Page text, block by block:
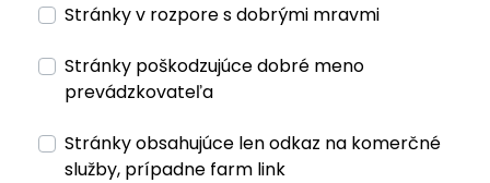
Stránky v rozpore s dobrými mravmi
Stránky poškodzujúce dobré meno
prevádzkovateľa
Stránky obsahujúce len odkaz na komerčné
služby, prípadne farm link